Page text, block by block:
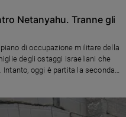
Netanyahu. Tranne gli
di occupazione militare della
degli ostaggi israeliani che
oggi è partita la seconda